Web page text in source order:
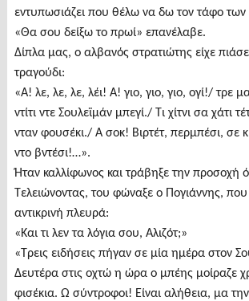
εντυπωσιάζει που θέλω να δω τον τάφο
«Θα σου δείξω το πρωί» επανέλαβε.
Δίπλα μας, ο αλβανός στρατιώτης είχε
τραγούδι:
«Α! λε, λε, λε, λέι! Α! γιο, γιο, γιο, ογί!/ τρε
ντίτι ντε Σουλεϊμάν μπεγί./ Τι χίτνι σα χάτι
νταν φουσέκι./ Α σοκ! Βιρτέτ, περμπέσι, σε
ντο βντέσι!…».
Ήταν καλλίφωνος και τράβηξε την προσοχή
Τελειώνοντας, του φώναξε ο Πογιάννης,
αντικρινή πλευρά:
«Και τι λεν τα λόγια σου, Αλιζότ;»
«Τρεις ειδήσεις πήγαν σε μία ημέρα στον
Δευτέρα στις οχτώ η ώρα ο μπέης μοίραζε
φισέκια. Ω σύντροφοι! Είναι αλήθεια, μα